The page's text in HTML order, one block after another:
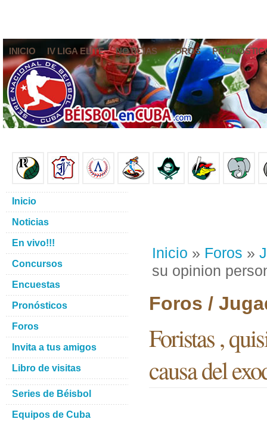
INICIO IV LIGA ELITE NOTICIAS FOROS
Inicio » Foros »
su opinion
Foros /
Foristas ,
causa del
Inicio
Noticias
En vivo!!!
Concursos
Encuestas
Pronósticos
Foros
Invita a tus amigos
Libro de visitas
Series de Béisbol
Equipos de Cuba